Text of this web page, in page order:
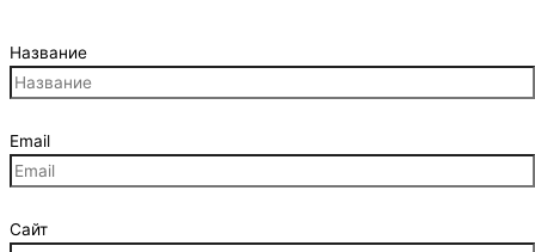
Название
Email
Сайт